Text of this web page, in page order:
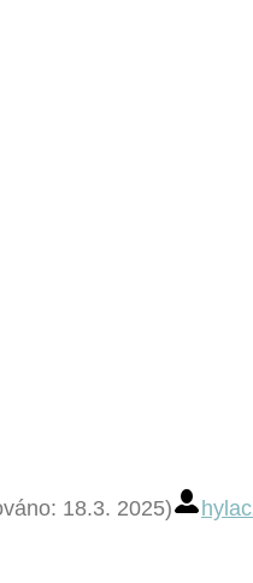
18.3. 2025)